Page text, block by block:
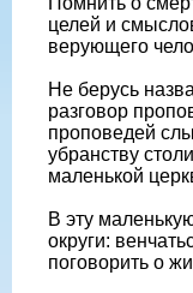
целей и
верующего
Не берусь
разговор
проповедей
убранству
маленькой
В эту
округи:
поговорить о